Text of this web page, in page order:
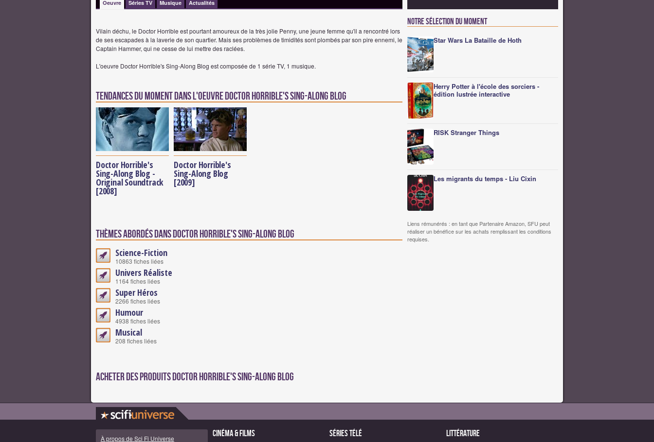
Oeuvre Séries TV Musique Actualités
Vilain déchu, le Doctor Horrible est pourtant amoureux de la très jolie Penny, une jeune femme qu'il a rencontré lors
de ses escapades à la laverie de son quartier. Mais ses problèmes de timidités sont plombés par son pire ennemi, le
Captain Hammer, qui ne cesse de lui mettre des raclées.
L'oeuvre Doctor Horrible's Sing-Along Blog est composée de 1 série TV, 1 musique.
Tendances du moment dans l'oeuvre Doctor Horrible's Sing-Along Blog
Doctor Horrible's
Sing-Along Blog -
Original Soundtrack
[2008]
Doctor Horrible's
Sing-Along Blog
[2009]
Thèmes abordés dans Doctor Horrible's Sing-Along Blog
Science-Fiction
10863 fiches liées
Univers Réaliste
1164 fiches liées
Super Héros
2266 fiches liées
Humour
4938 fiches liées
Musical
208 fiches liées
Acheter des produits Doctor Horrible's Sing-Along Blog
Notre sélection du moment
Star Wars La Bataille de Hoth
Herry Potter à l'école des sorciers -
édition lustrée interactive
RISK Stranger Things
Les migrants du temps - Liu Cixin
Liens rémunérés : en tant que Partenaire Amazon, SFU peut
réaliser un bénéfice sur les achats remplissant les conditions
requises.
À propos de Sci Fi Universe Cinéma & Films Séries télé Littérature